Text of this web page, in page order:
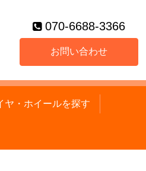
070-6688-3366
お問い合わせ
ヤ・ホイールを探す